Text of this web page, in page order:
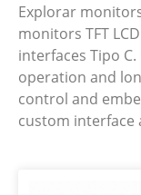
Explorar
monitors TFT
interfaces Tipo
operation and
control and
custom interface